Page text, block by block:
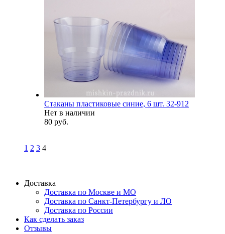
Стаканы пластиковые синие, 6 шт. 32-912
Нет в наличии
80 руб.
1 2 3 4
Доставка
Доставка по Москве и МО
Доставка по Санкт-Петербургу и ЛО
Доставка по России
Как сделать заказ
Отзывы